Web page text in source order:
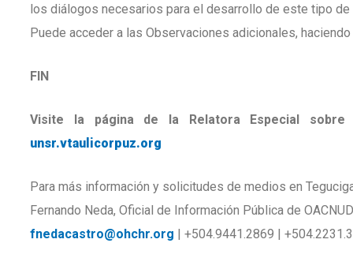
los diálogos necesarios para el desarrollo de este tipo de
Puede acceder a las Observaciones adicionales,
FIN
Visite la página de la Relatora Especial
unsr.vtaulicorpuz.org
Para más información y solicitudes de medios en
Fernando Neda, Oficial de Información Pública de
fnedacastro@ohchr.org | +504.9441.2869 |